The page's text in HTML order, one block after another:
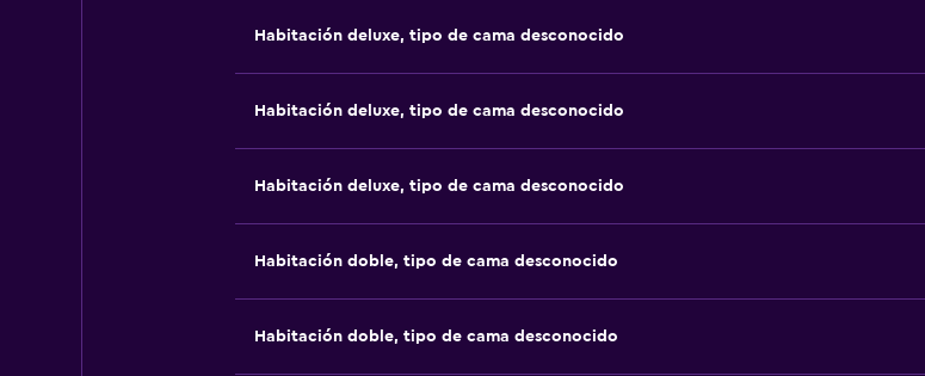
Habitación deluxe, tipo de cama desconocido
Habitación deluxe, tipo de cama desconocido
Habitación deluxe, tipo de cama desconocido
Habitación doble, tipo de cama desconocido
Habitación doble, tipo de cama desconocido